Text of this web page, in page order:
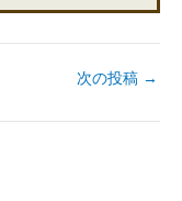
次の投稿 →